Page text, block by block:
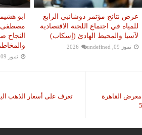
عرض نتائج مؤتمر دوشانبي الرابع
للمياه في اجتماع اللجنة الاقتصادية
لآسيا والمحيط الهادئ (إسكاب)
تموز 09, 2026 undefined
ابو
مصطفى
النجاح
تموز 09, 2026
القاهرة